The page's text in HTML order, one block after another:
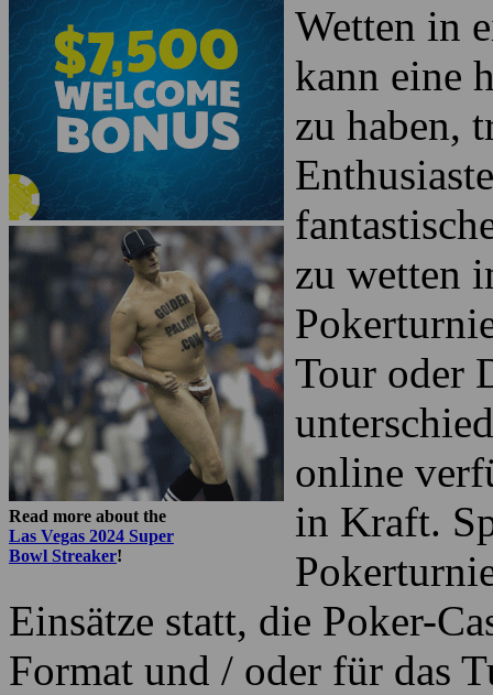
Read more about the
Las Vegas 2024 Super
Bowl Streaker!
Wetten in
kann eine
zu haben,
zu wetten
Tour oder
online
in Kraft.
Einsätze statt, die Poker-
Format und / oder für das